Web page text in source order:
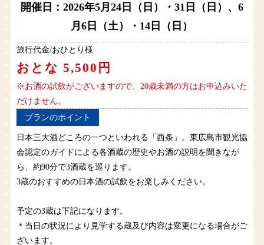
開催日：2026年5月24日（日）・31日（日）、6
月6日（土）・14日（日）
旅行代金/おひとり様
おとな 5,500円
※お酒の試飲がございますので、20歳未満の方はお申込みいた
だけません。
プランのポイント
日本三大酒どころの一つといわれる「西条」。東広島市観光協
会認定のガイドによる各酒蔵の歴史やお酒の説明を聞きなが
ら、約90分で3酒蔵を巡ります。
3蔵のおすすめの日本酒の試飲をお楽しみください。
予定の3蔵は下記になります。
＊当日の状況により見学する蔵及び内容は変更になる場合がご
ざいます。